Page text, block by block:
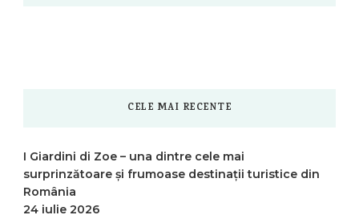
CELE MAI RECENTE
I Giardini di Zoe – una dintre cele mai
surprinzătoare și frumoase destinații turistice din
România
24 iulie 2026